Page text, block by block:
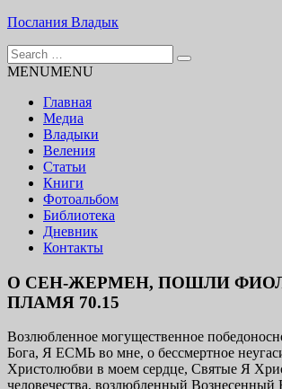
Skip
content
Послания Владык
Основу сайта представляют Послания, или
Search
for:
MENUMENU
Главная
Медиа
Владыки
Веления
Статьи
Книги
Фотоальбом
Библиотека
Дневник
Контакты
О СЕН-ЖЕРМЕН, ПОШЛИ
ПЛАМЯ 70.15
Возлюбленное могущественное
Бога, Я ЕСМЬ во мне, о бессмертное
Христолюбви в моем сердце, Святые Я
человечества, возлюбленный